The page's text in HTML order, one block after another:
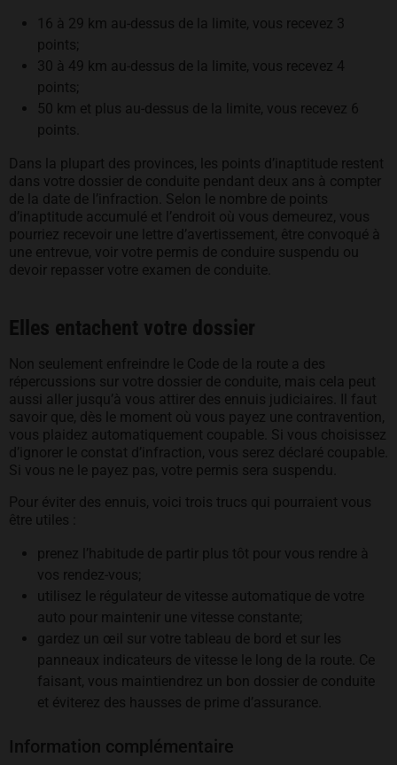
16 à 29 km au-dessus de la limite, vous recevez 3
points;
30 à 49 km au-dessus de la limite, vous recevez 4
points;
50 km et plus au-dessus de la limite, vous recevez 6
points.
Dans la plupart des provinces, les points d’inaptitude restent
dans votre dossier de conduite pendant deux ans à compter
de la date de l’infraction. Selon le nombre de points
d’inaptitude accumulé et l’endroit où vous demeurez, vous
pourriez recevoir une lettre d’avertissement, être convoqué à
une entrevue, voir votre permis de conduire suspendu ou
devoir repasser votre examen de conduite.
Elles entachent votre dossier
Non seulement enfreindre le Code de la route a des
répercussions sur votre dossier de conduite, mais cela peut
aussi aller jusqu’à vous attirer des ennuis judiciaires. Il faut
savoir que, dès le moment où vous payez une contravention,
vous plaidez automatiquement coupable. Si vous choisissez
d’ignorer le constat d’infraction, vous serez déclaré coupable.
Si vous ne le payez pas, votre permis sera suspendu.
Pour éviter des ennuis, voici trois trucs qui pourraient vous
être utiles :
prenez l’habitude de partir plus tôt pour vous rendre à
vos rendez-vous;
utilisez le régulateur de vitesse automatique de votre
auto pour maintenir une vitesse constante;
gardez un œil sur votre tableau de bord et sur les
panneaux indicateurs de vitesse le long de la route. Ce
faisant, vous maintiendrez un bon dossier de conduite
et éviterez des hausses de prime d’assurance.
Information complémentaire